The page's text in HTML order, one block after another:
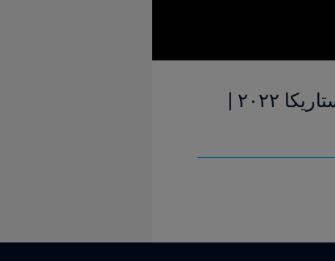
كولومبيا والبرازيل | ربع النهائي | كأس العالم للسيدات تحت ٢٠ سنة كوستاريكا ٢٠٢٢ |